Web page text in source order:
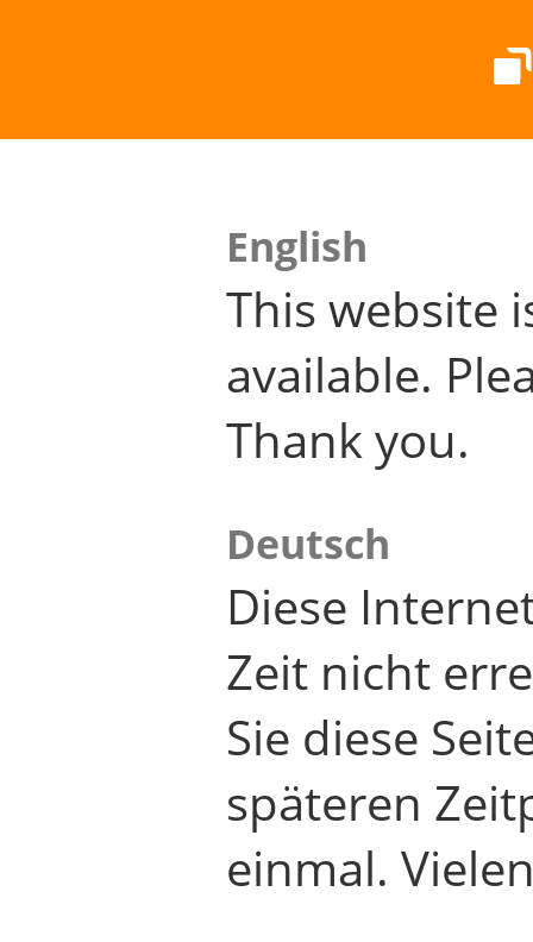
English
This website
available.
Thank you.
Deutsch
Diese
Zeit nicht
Sie diese
späteren
einmal.